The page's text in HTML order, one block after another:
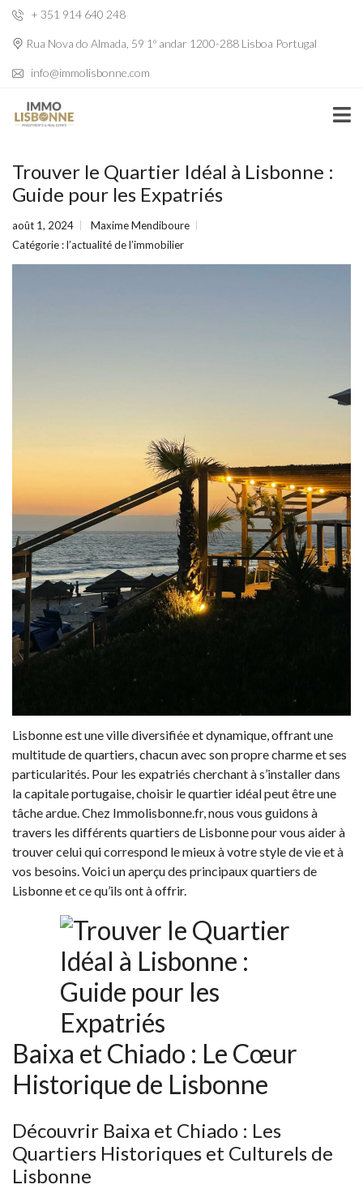
+ 351 914 640 248
Rua Nova do Almada, 59 1º andar 1200-288 Lisboa Portugal
info@immolisbonne.com
Trouver le Quartier Idéal à Lisbonne :
Guide pour les Expatriés
août 1, 2024
Maxime Mendiboure
Catégorie :l’actualité de l’immobilier
Lisbonne est une ville diversifiée et dynamique, offrant une
multitude de quartiers, chacun avec son propre charme et ses
particularités. Pour les expatriés cherchant à s’installer dans
la capitale portugaise, choisir le quartier idéal peut être une
tâche ardue. Chez Immolisbonne.fr, nous vous guidons à
travers les différents quartiers de Lisbonne pour vous aider à
trouver celui qui correspond le mieux à votre style de vie et à
vos besoins. Voici un aperçu des principaux quartiers de
Lisbonne et ce qu’ils ont à offrir.
Baixa et Chiado : Le Cœur
Historique de Lisbonne
Découvrir Baixa et Chiado : Les
Quartiers Historiques et Culturels de
Lisbonne